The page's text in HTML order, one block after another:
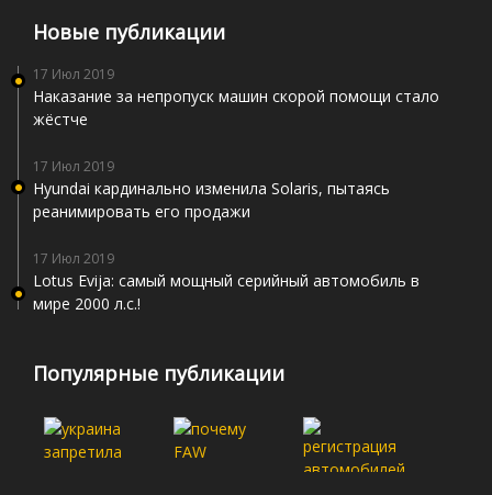
Новые публикации
17 Июл 2019
Наказание за непропуск машин скорой помощи стало
жёстче
17 Июл 2019
Hyundai кардинально изменила Solaris, пытаясь
реанимировать его продажи
17 Июл 2019
Lotus Evija: самый мощный серийный автомобиль в
мире 2000 л.с.!
Популярные публикации